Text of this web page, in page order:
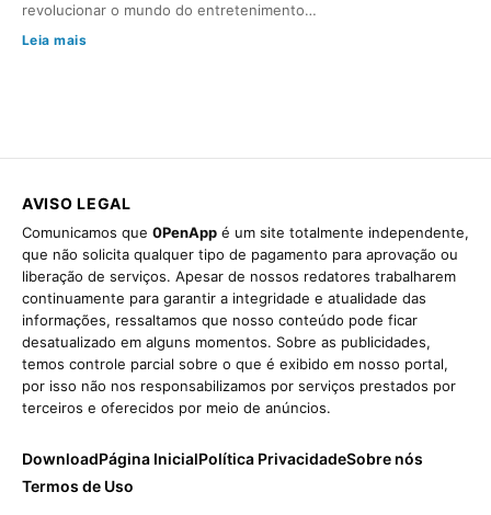
revolucionar o mundo do entretenimento…
Leia mais
AVISO LEGAL
Comunicamos que 0PenApp é um site totalmente independente,
que não solicita qualquer tipo de pagamento para aprovação ou
liberação de serviços. Apesar de nossos redatores trabalharem
continuamente para garantir a integridade e atualidade das
informações, ressaltamos que nosso conteúdo pode ficar
desatualizado em alguns momentos. Sobre as publicidades,
temos controle parcial sobre o que é exibido em nosso portal,
por isso não nos responsabilizamos por serviços prestados por
terceiros e oferecidos por meio de anúncios.
DownloadPágina InicialPolítica PrivacidadeSobre nós
Termos de Uso